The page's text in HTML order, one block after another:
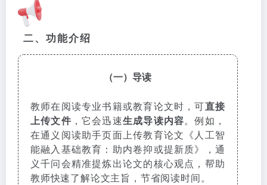
二、功能介绍
（一）导读
教师在阅读专业书籍或教育论文时，可直接
上传文件 ，它会迅速生成导读内容。例如，
在通义阅读助手页面上传教育论文《人工智
能融入基础教育：助内卷抑或提新质》，通
义千问会精准提炼出论文的核心观点，帮助
教师快速了解论文主旨，节省阅读时间。